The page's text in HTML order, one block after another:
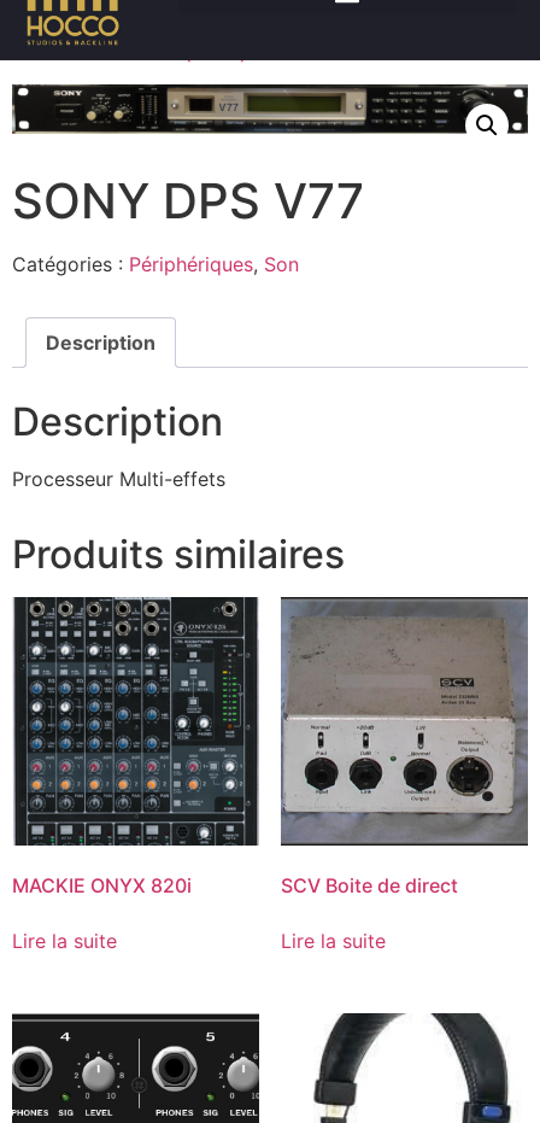
Accueil/Son
SONY DPS V77
Catégories : Périphériques, Son
Description
Description
Processeur Multi-effets
Produits similaires
MACKIE ONYX 820i
Lire la suite
SCV Boite de direct
Lire la suite